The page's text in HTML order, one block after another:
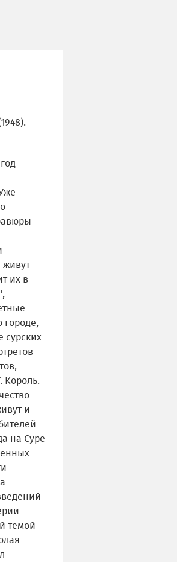
живут
их в
городе,
сурских
Король.
и
на Суре
темой